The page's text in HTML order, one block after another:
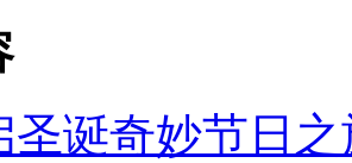
圣诞奇妙节日之